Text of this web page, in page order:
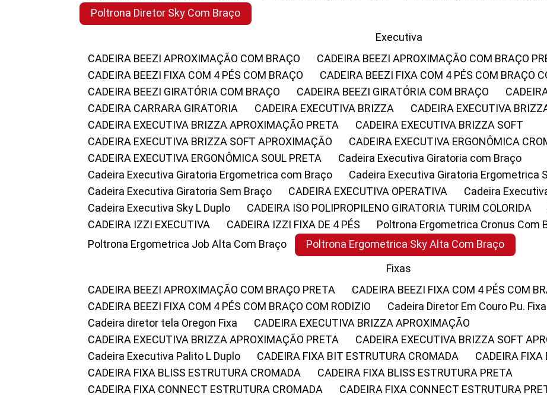
Poltrona Diretor Sky Com Braço
Executiva
CADEIRA BEEZI APROXIMAÇÃO COM BRAÇO
CADEIRA BEEZI APROXIMAÇÃO COM BRAÇO
CADEIRA BEEZI FIXA COM 4 PÉS COM BRAÇO
CADEIRA BEEZI FIXA COM 4 PÉS COM BRAÇO
CADEIRA BEEZI GIRATÓRIA COM BRAÇO
CADEIRA BEEZI GIRATÓRIA COM BRAÇO
CADEIRA CARRARA GIRATORIA
CADEIRA EXECUTIVA BRIZZA
CADEIRA EXECUTIVA
CADEIRA EXECUTIVA BRIZZA APROXIMAÇÃO PRETA
CADEIRA EXECUTIVA BRIZZA SOFT
CADEIRA EXECUTIVA BRIZZA SOFT APROXIMAÇÃO
CADEIRA EXECUTIVA ERGONÔMICA
CADEIRA EXECUTIVA ERGONÔMICA SOUL PRETA
Cadeira Executiva Giratoria com Braço
Cadeira Executiva Giratoria Ergometrica com Braço
Cadeira Executiva Giratoria Ergometrica
Cadeira Executiva Giratoria Sem Braço
CADEIRA EXECUTIVA OPERATIVA
Cadeira
Cadeira Executiva Sky L Duplo
CADEIRA ISO POLIPROPILENO GIRATORIA TURIM COLORIDA
CADEIRA IZZI EXECUTIVA
CADEIRA IZZI FIXA DE 4 PÉS
Poltrona Ergometrica Cronus Com
Poltrona Ergometrica Job Alta Com Braço
Poltrona Ergometrica Sky Alta Com Braço
Fixas
CADEIRA BEEZI APROXIMAÇÃO COM BRAÇO PRETA
CADEIRA BEEZI FIXA COM 4 PÉS COM
CADEIRA BEEZI FIXA COM 4 PÉS COM BRAÇO COM RODIZIO
Cadeira Diretor Em Couro P.u. Fixa
Cadeira diretor tela Oregon Fixa
CADEIRA EXECUTIVA BRIZZA APROXIMAÇÃO
CADEIRA EXECUTIVA BRIZZA APROXIMAÇÃO PRETA
CADEIRA EXECUTIVA BRIZZA SOFT
Cadeira Executiva Palito L Duplo
CADEIRA FIXA BIT ESTRUTURA CROMADA
CADEIRA
CADEIRA FIXA BLISS ESTRUTURA CROMADA
CADEIRA FIXA BLISS ESTRUTURA PRETA
CADEIRA FIXA CONNECT ESTRUTURA CROMADA
CADEIRA FIXA CONNECT ESTRUTURA